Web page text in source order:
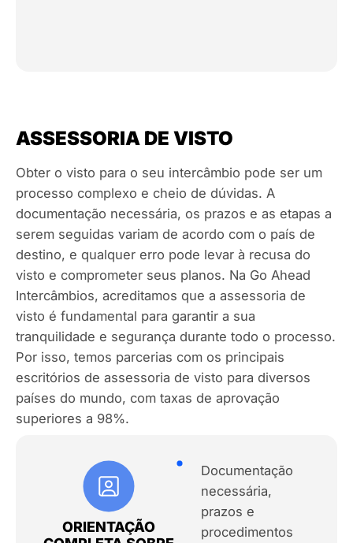
ASSESSORIA DE VISTO
Obter o visto para o seu intercâmbio pode ser um
processo complexo e cheio de dúvidas. A
documentação necessária, os prazos e as etapas a
serem seguidas variam de acordo com o país de
destino, e qualquer erro pode levar à recusa do
visto e comprometer seus planos. Na Go Ahead
Intercâmbios, acreditamos que a assessoria de
visto é fundamental para garantir a sua
tranquilidade e segurança durante todo o processo.
Por isso, temos parcerias com os principais
escritórios de assessoria de visto para diversos
países do mundo, com taxas de aprovação
superiores a 98%.
ORIENTAÇÃO
Documentação
necessária,
prazos e
procedimentos